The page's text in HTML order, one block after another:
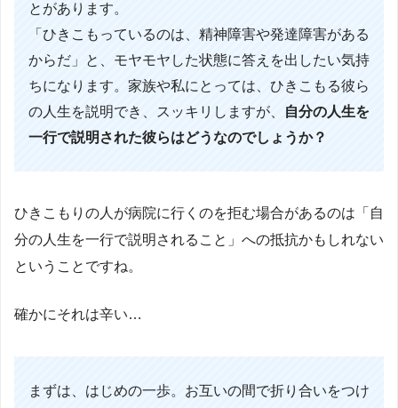
とがあります。
「ひきこもっているのは、精神障害や発達障害がある
からだ」と、モヤモヤした状態に答えを出したい気持
ちになります。家族や私にとっては、ひきこもる彼ら
の人生を説明でき、スッキリしますが、
自分の人生を
一行で説明された彼らはどうなのでしょうか？
ひきこもりの人が病院に行くのを拒む場合があるのは「自
分の人生を一行で説明されること」への抵抗かもしれない
ということですね。
確かにそれは辛い…
まずは、はじめの一歩。お互いの間で折り合いをつけ